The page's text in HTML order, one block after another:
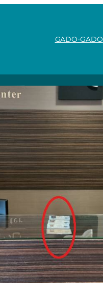
GADO-GADO